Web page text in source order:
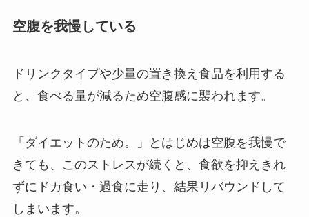
空腹を我慢している
ドリンクタイプや少量の置き換え食品を利用する
と、食べる量が減るため空腹感に襲われます。
「ダイエットのため。」とはじめは空腹を我慢で
きても、このストレスが続くと、食欲を抑えきれ
ずにドカ食い・過食に走り、結果リバウンドして
しまいます。